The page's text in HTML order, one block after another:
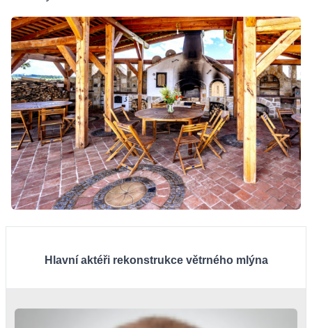
Hlavní aktéři rekonstrukce větrného mlýna